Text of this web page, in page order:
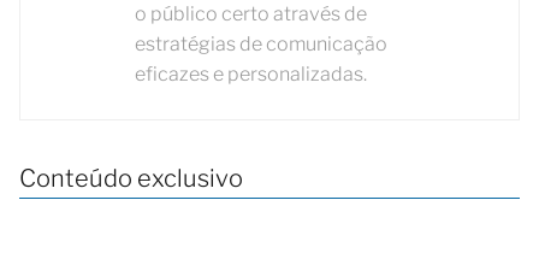
o público certo através de
estratégias de comunicação
eficazes e personalizadas.
Conteúdo exclusivo